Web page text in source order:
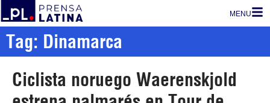
MENU
Tag: Dinamarca
Ciclista noruego Waerenskjold